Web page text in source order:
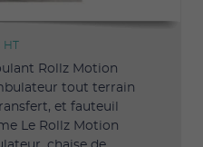
HT
Rollz Motion
tout terrain
et fauteuil
Le Rollz Motion